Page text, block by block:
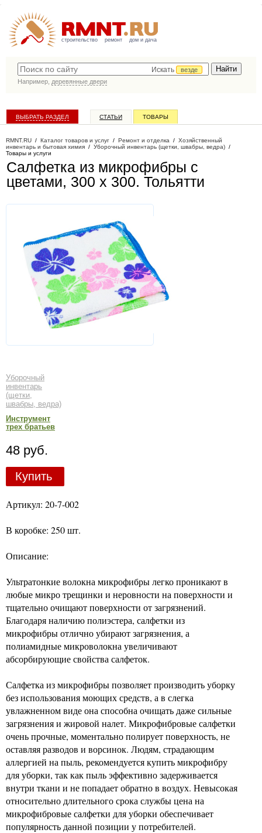
строительство ремонт дом и дача
Искать
везде
Например, деревянные двери
ВЫБРАТЬ РАЗДЕЛ СТАТЬИ ТОВАРЫ
RMNT.RU / Каталог товаров и услуг / Ремонт и отделка / Хозяйственный
инвентарь и бытовая химия / Уборочный инвентарь (щетки, швабры, ведра) /
Товары и услуги
Салфетка из микрофибры с
цветами, 300 х 300. Тольятти
Уборочный
инвентарь
(щетки,
швабры, ведра)
Инструмент
трех братьев
48 руб.
Купить
Артикул: 20-7-002
В коробке: 250 шт.
Описание:
Ультратонкие волокна микрофибры легко проникают в
любые микро трещинки и неровности на поверхности и
тщательно очищают поверхности от загрязнений.
Благодаря наличию полиэстера, салфетки из
микрофибры отлично убирают загрязнения, а
полиамидные микроволокна увеличивают
абсорбирующие свойства салфеток.
Салфетка из микрофибры позволяет производить уборку
без использования моющих средств, а в слегка
увлажненном виде она способна очищать даже сильные
загрязнения и жировой налет. Микрофибровые салфетки
очень прочные, моментально полирует поверхность, не
оставляя разводов и ворсинок. Людям, страдающим
аллергией на пыль, рекомендуется купить микрофибру
для уборки, так как пыль эффективно задерживается
внутри ткани и не попадает обратно в воздух. Невысокая
относительно длительного срока службы цена на
микрофибровые салфетки для уборки обеспечивает
популярность данной позиции у потребителей.